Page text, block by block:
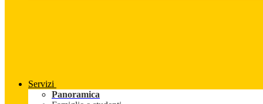
Servizi
Panoramica